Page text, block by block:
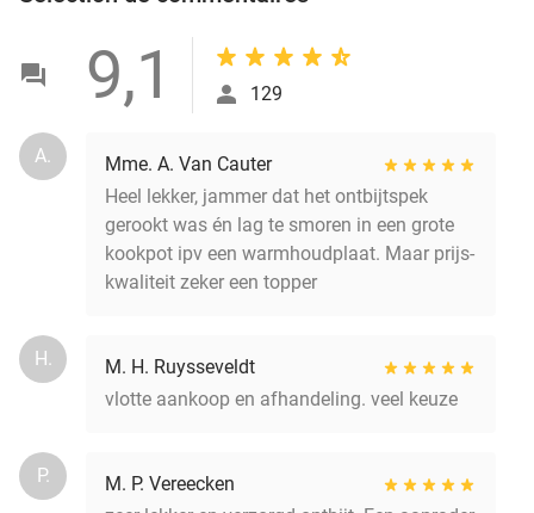
9,1 129
A.
Mme. A. Van Cauter
Heel lekker, jammer dat het ontbijtspek
gerookt was én lag te smoren in een grote
kookpot ipv een warmhoudplaat. Maar prijs-
kwaliteit zeker een topper
H.
M. H. Ruysseveldt
vlotte aankoop en afhandeling. veel keuze
P.
M. P. Vereecken